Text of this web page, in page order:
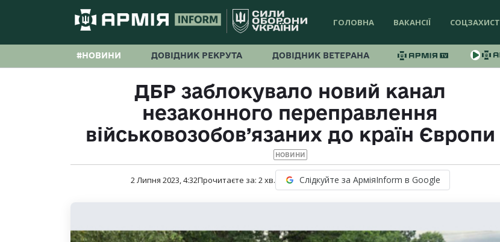
ГОЛОВНА ВАКАНСІЇ СОЦЗАХИСТ
#НОВИНИ ДОВІДНИК РЕКРУТА ДОВІДНИК ВЕТЕРАНА
ДБР заблокувало новий канал
незаконного переправлення
військовозобов’язаних до країн Європи
НОВИНИ
2 Липня 2023, 4:32Прочитаєте за: 2хв. Слідкуйте за АрміяInform в Google